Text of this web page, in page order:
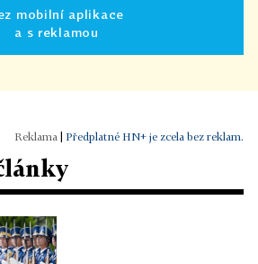
mobilní aplikace
a s reklamou
Předplatné HN+ je zcela bez reklam.